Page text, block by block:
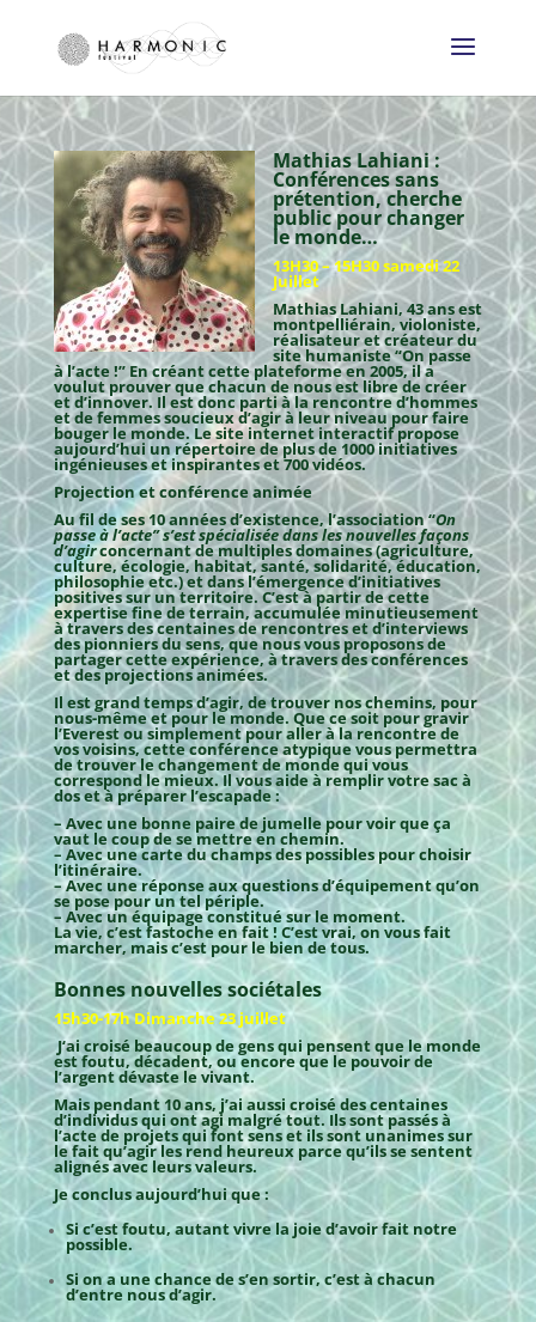
Mathias Lahiani :
Conférences sans
prétention, cherche
public pour changer
le monde…
13H30 – 15H30 samedi 22
Juillet
Mathias Lahiani, 43 ans est
montpelliérain, violoniste,
réalisateur et créateur du
site humaniste “On passe
à l’acte !” En créant cette plateforme en 2005, il a
voulut prouver que chacun de nous est libre de créer
et d’innover. Il est donc parti à la rencontre d’hommes
et de femmes soucieux d’agir à leur niveau pour faire
bouger le monde. Le site internet interactif propose
aujourd’hui un répertoire de plus de 1000 initiatives
ingénieuses et inspirantes et 700 vidéos.
Projection et conférence animée
Au fil de ses 10 années d’existence, l’association “On
passe à l’acte” s’est spécialisée dans les nouvelles façons
d’agirconcernant de multiples domaines (agriculture,
culture, écologie, habitat, santé, solidarité, éducation,
philosophie etc.) et dans l’émergence d’initiatives
positives sur un territoire. C’est à partir de cette
expertise fine de terrain, accumulée minutieusement
à travers des centaines de rencontres et d’interviews
des pionniers du sens, que nous vous proposons de
partager cette expérience, à travers des conférences
et des projections animées.
Il est grand temps d’agir, de trouver nos chemins, pour
nous-même et pour le monde. Que ce soit pour gravir
l’Everest ou simplement pour aller à la rencontre de
vos voisins, cette conférence atypique vous permettra
de trouver le changement de monde qui vous
correspond le mieux. Il vous aide à remplir votre sac à
dos et à préparer l’escapade :
– Avec une bonne paire de jumelle pour voir que ça
vaut le coup de se mettre en chemin.
– Avec une carte du champs des possibles pour choisir
l’itinéraire.
– Avec une réponse aux questions d’équipement qu’on
se pose pour un tel périple.
– Avec un équipage constitué sur le moment.
La vie, c’est fastoche en fait ! C’est vrai, on vous fait
marcher, mais c’est pour le bien de tous.
Bonnes nouvelles sociétales
15h30-17h Dimanche 23 juillet
J‘ai croisé beaucoup de gens qui pensent que le monde
est foutu, décadent, ou encore que le pouvoir de
l’argent dévaste le vivant.
Mais pendant 10 ans, j’ai aussi croisé des centaines
d’individus qui ont agi malgré tout. Ils sont passés à
l’acte de projets qui font sens et ils sont unanimes sur
le fait qu’agir les rend heureux parce qu’ils se sentent
alignés avec leurs valeurs.
Je conclus aujourd’hui que :
Si c’est foutu, autant vivre la joie d’avoir fait notre
possible.
Si on a une chance de s’en sortir, c’est à chacun
d’entre nous d’agir.